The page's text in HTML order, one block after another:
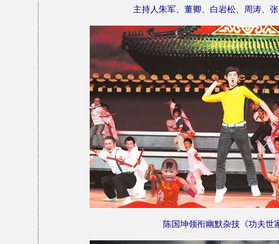
主持人朱军、董卿、白岩松、周涛、
陈国坤领衔幽默杂技《功夫世